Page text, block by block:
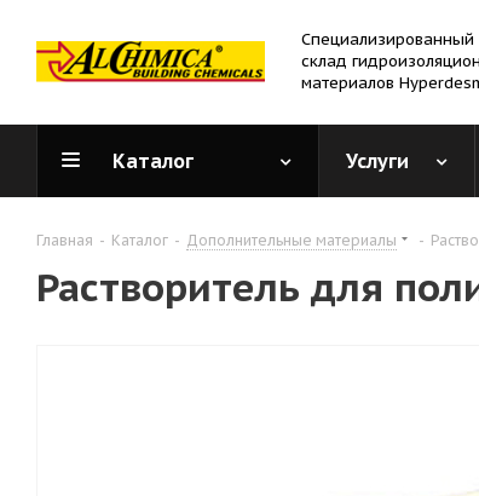
Специализированный
склад
материалов
Каталог Услуги
Главная - Каталог - Дополнительные материалы -
Растворитель для